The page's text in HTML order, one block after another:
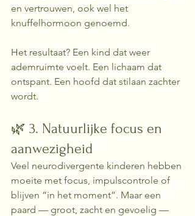
en vertrouwen, ook wel het
knuffelhormoon genoemd.
Het resultaat? Een kind dat weer
ademruimte voelt. Een lichaam dat
ontspant. Een hoofd dat stilaan zachter
wordt.
🌿 3. Natuurlijke focus en
aanwezigheid
Veel neurodivergente kinderen hebben
moeite met focus, impulscontrole of
blijven “in het moment”. Maar een
paard — groot, zacht en gevoelig —